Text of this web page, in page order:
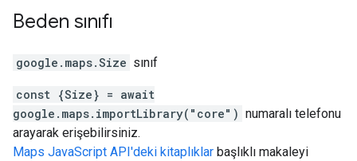
Beden sınıfı
google.maps.Size sınıf
const {Size} = await
google.maps.importLibrary("core") numaralı telefonu
arayarak erişebilirsiniz.
Maps JavaScript API'deki kitaplıklar başlıklı makaleyi